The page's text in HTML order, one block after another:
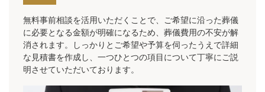
無料事前相談を活用いただくことで、ご希望に沿った葬儀
に必要となる金額が明確になるため、葬儀費用の不安が解
消されます。しっかりとご希望や予算を伺ったうえで詳細
な見積書を作成し、一つひとつの項目について丁寧にご説
明させていただいております。